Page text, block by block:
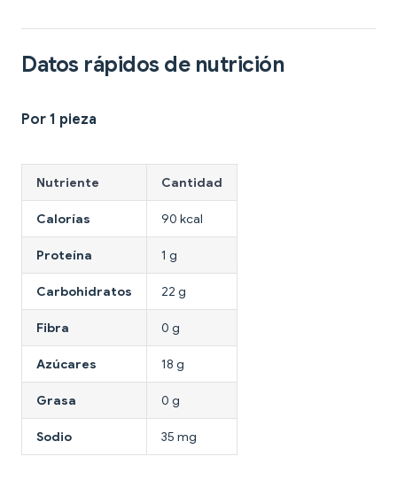
Datos rápidos de nutrición
Por 1 pieza
Nutriente Cantidad
Calorías 90 kcal
Proteína 1 g
Carbohidratos 22 g
Fibra 0 g
Azúcares 18 g
Grasa 0 g
Sodio 35 mg